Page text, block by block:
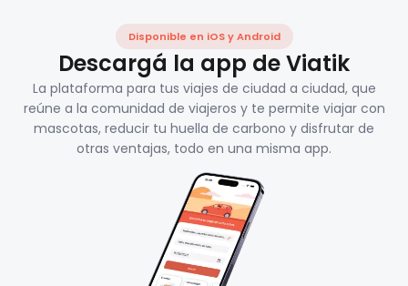
Disponible en iOS y Android
Descargá la app de Viatik
La plataforma para tus viajes de ciudad a ciudad, que
reúne a la comunidad de viajeros y te permite viajar con
mascotas, reducir tu huella de carbono y disfrutar de
otras ventajas, todo en una misma app.